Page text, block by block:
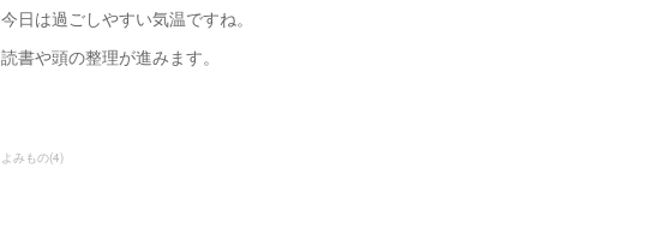
今日は過ごしやすい気温ですね。
読書や頭の整理が進みます。
よみもの(4)